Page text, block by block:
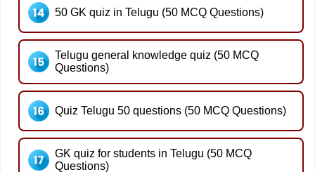
50 GK quiz in Telugu (50 MCQ Questions)
Telugu general knowledge quiz (50 MCQ
Questions)
Quiz Telugu 50 questions (50 MCQ Questions)
GK quiz for students in Telugu (50 MCQ
Questions)